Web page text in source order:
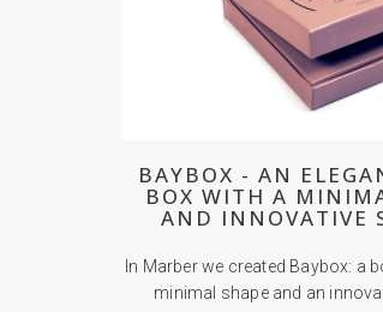
BAYBOX - AN
BOX WITH A
AND INNOVATIVE
In Marber we created Baybox: a
minimal shape and an